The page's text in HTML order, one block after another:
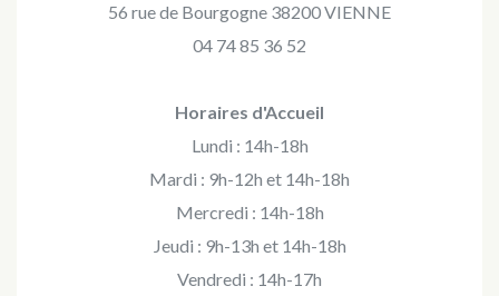
56 rue de Bourgogne 38200 VIENNE
04 74 85 36 52
Horaires d'Accueil
Lundi : 14h-18h
Mardi : 9h-12h et 14h-18h
Mercredi : 14h-18h
Jeudi : 9h-13h et 14h-18h
Vendredi : 14h-17h